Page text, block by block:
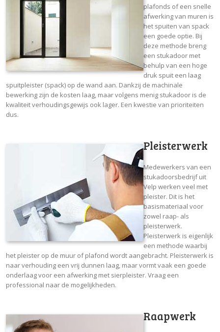
plafonds of een snelle
afwerking van muren is
het spuiten van spack
een goede optie. Bij
deze methode breng
een stukadoor met
behulp van een hoge
druk spuit een laag
spuitpleister (spack) op de wand aan. Dankzij de machinale
bewerking zijn de kosten laag, maar volgens menig stukadoor is de
kwaliteit verhoudingsgewijs ook lager. Een kwestie van prioriteiten
dus.
Pleisterwerk
Medewerkers van een
stukadoorsbedrijf uit
Velp werken veel met
pleister. Dit is het
basismateriaal voor
zowel raap- als
pleisterwerk.
Pleisterwerk is eigenlijk
een methode waarbij
het pleister op de muur of plafond wordt aangebracht. Pleisterwerk is
naar verhouding een vrij dunnen laag, maar vormt vaak een goede
onderlaag voor een afwerking met sierpleister. Vraag een
professional naar de mogelijkheden.
Raapwerk